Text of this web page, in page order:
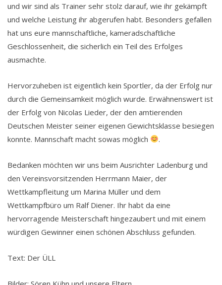
und wir sind als Trainer sehr stolz darauf, wie ihr gekämpft
und welche Leistung ihr abgerufen habt. Besonders gefallen
hat uns eure mannschaftliche, kameradschaftliche
Geschlossenheit, die sicherlich ein Teil des Erfolges
ausmachte.
Hervorzuheben ist eigentlich kein Sportler, da der Erfolg nur
durch die Gemeinsamkeit möglich wurde. Erwähnenswert ist
der Erfolg von Nicolas Lieder, der den amtierenden
Deutschen Meister seiner eigenen Gewichtsklasse besiegen
konnte. Mannschaft macht sowas möglich
.
Bedanken möchten wir uns beim Ausrichter Ladenburg und
den Vereinsvorsitzenden Herrmann Maier, der
Wettkampfleitung um Marina Müller und dem
Wettkampfbüro um Ralf Diener. Ihr habt da eine
hervorragende Meisterschaft hingezaubert und mit einem
würdigen Gewinner einen schönen Abschluss gefunden.
Text: Der ÜLL